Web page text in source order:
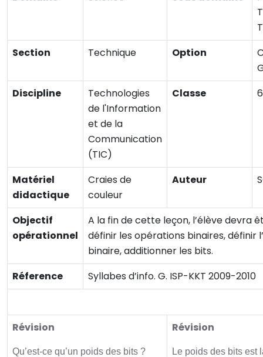
Section
Technique Option
Discipline
Technologies
de l'Information
et de la
Communication
(TIC)
Classe
Matériel
didactique
Craies de
couleur
Auteur
Objectif
opérationnel
A la fin de cette leçon, l’élève devra
définir les opérations binaires, définir
binaire, additionner les bits.
Réference
Syllabes d’info. G. ISP-KKT 2009-2010
Révision
Qu’est-ce qu’un poids des bits ?
Révision
Le poids des bits est